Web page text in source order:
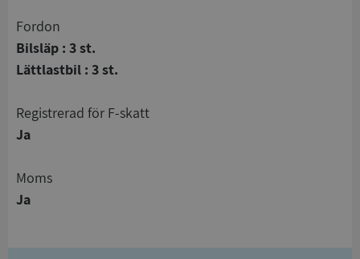
Fordon
Bilsläp : 3 st.
Lättlastbil : 3 st.
registrerad för F-skatt
Ja
Moms
Ja